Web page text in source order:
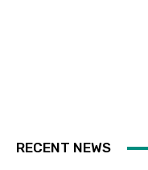
RECENT NEWS